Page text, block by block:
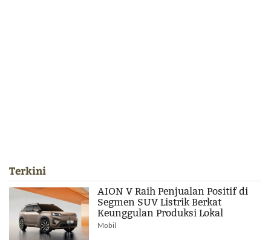
Terkini
AION V Raih Penjualan Positif di
Segmen SUV Listrik Berkat
Keunggulan Produksi Lokal
Mobil